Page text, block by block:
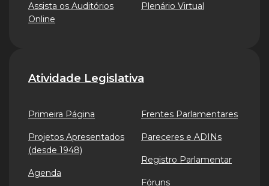
Assista os Auditórios
Online
Plenário Virtual
Atividade Legislativa
Primeira Página
Projetos Apresentados
(desde 1948)
Agenda
Frentes Parlamentares
Pareceres e ADINs
Registro Parlamentar
Fóruns